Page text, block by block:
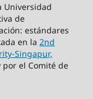
Universidad
de
estándares
en la 2nd
Singapur,
por el Comité de